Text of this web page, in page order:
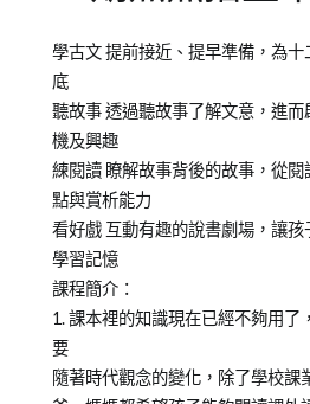
Posted
on
2014-
10-
19
Posted
in
青
少
年
成
長
Tagged
集
團
總
部
學古文 提前接近、提早準備，為
底
聽故事 透過聽故事了解文意，進
機及興趣
練閱讀 瞭解故事背後的故事，從
點與賞析能力
看好戲 互動有趣的說書劇場，讓
學習記憶
課程簡介：
1. 課本裡的知識現在已經不夠用了
要
隨著時代觀念的變化，除了學校課